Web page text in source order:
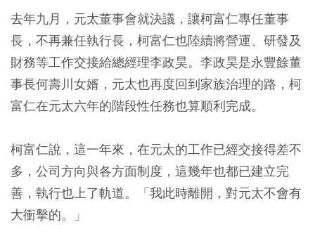
去年九月，元太董事會就決議，讓柯富仁專任董事
長，不再兼任執行長，柯富仁也陸續將營運、研發及
財務等工作交接給總經理李政昊。李政昊是永豐餘董
事長何壽川女婿，元太也再度回到家族治理的路，柯
富仁在元太六年的階段性任務也算順利完成。
柯富仁說，這一年來，在元太的工作已經交接得差不
多，公司方向與各方面制度，這幾年也都已建立完
善，執行也上了軌道。「我此時離開，對元太不會有
大衝擊的。」